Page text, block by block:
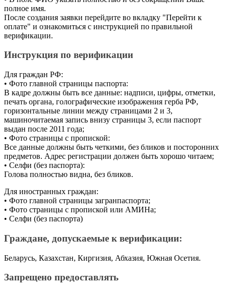
полное имя.
После создания заявки перейдите во вкладку "Перейти к
оплате" и ознакомиться с инструкцией по правильной
верификации.
Инструкция по верификации
Для граждан РФ:
• Фото главной страницы паспорта:
В кадре должны быть все данные: надписи, цифры, отметки,
печать органа, голографические изображения герба РФ,
горизонтальные линии между страницами 2 и 3,
машиночитаемая запись внизу страницы 3, если паспорт
выдан после 2011 года;
• Фото страницы с пропиской:
Все данные должны быть четкими, без бликов и посторонних
предметов. Адрес регистрации должен быть хорошо читаем;
• Селфи (без паспорта):
Голова полностью видна, без бликов.
Для иностранных граждан:
• Фото главной страницы загранпаспорта;
• Фото страницы с пропиской или АМИНа;
• Селфи (без паспорта)
Граждане, допускаемые к верификации:
Беларусь, Казахстан, Киргизия, Абхазия, Южная Осетия.
Запрещено предоставлять